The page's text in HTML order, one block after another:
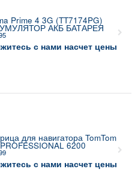
Prime 4 3G (TT7174PG)
АКБ БАТАРЕЯ
с нами насчет цены
для навигатора TomTom
6200
с нами насчет цены